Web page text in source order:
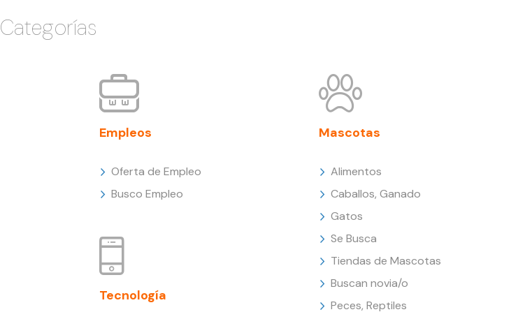
Categorías
Empleos
Oferta de Empleo
Busco Empleo
Tecnología
Mascotas
Alimentos
Caballos, Ganado
Gatos
Se Busca
Tiendas de Mascotas
Buscan novia/o
Peces, Reptiles